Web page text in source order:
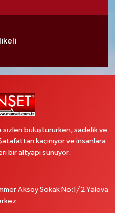
sizleri buluştururken, sadelik ve
kaçınıyor ve insanlara
bir altyapı sunuyor.
Aksoy Sokak No:1/2 Yalova